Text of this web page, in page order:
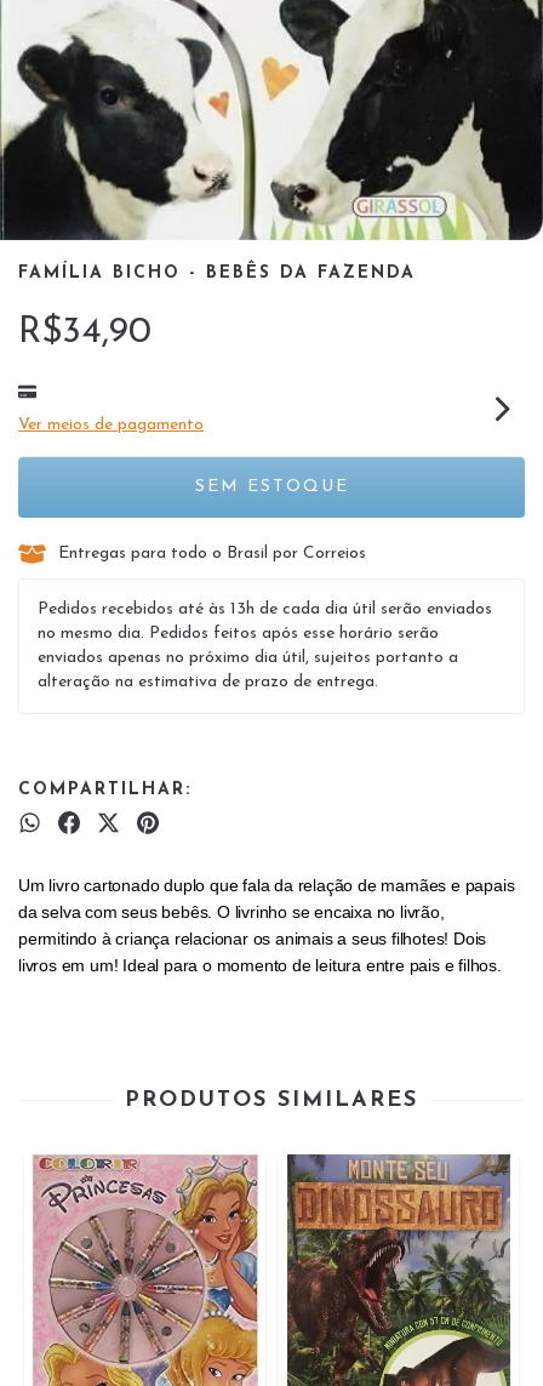
FAMÍLIA BICHO - BEBÊS DA FAZENDA
R$34,90
Ver meios de pagamento
Entregas para todo o Brasil por Correios
Pedidos recebidos até às 13h de cada dia útil serão enviados
no mesmo dia. Pedidos feitos após esse horário serão
enviados apenas no próximo dia útil, sujeitos portanto a
alteração na estimativa de prazo de entrega.
COMPARTILHAR:
Um livro cartonado duplo que fala da relação de mamães e papais
da selva com seus bebês. O livrinho se encaixa no livrão,
permitindo à criança relacionar os animais a seus filhotes! Dois
livros em um! Ideal para o momento de leitura entre pais e filhos.
PRODUTOS SIMILARES